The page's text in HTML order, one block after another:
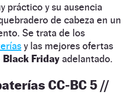
práctico y su ausencia
de cabeza en un
Se trata de los
y las mejores ofertas
Black Friday adelantado.
CC-BC 5 //